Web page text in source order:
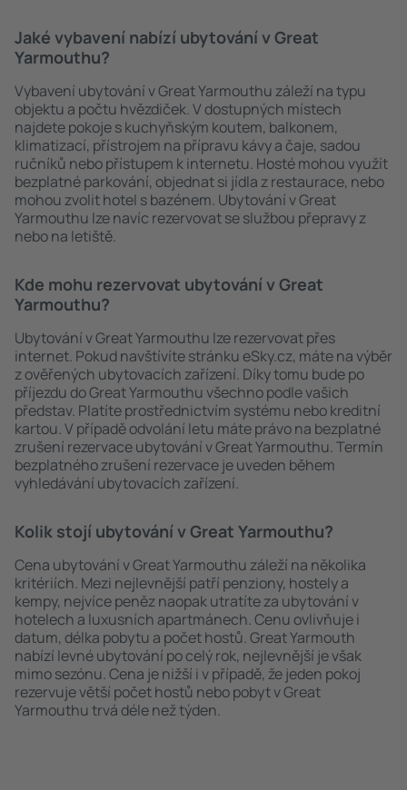
Jaké vybavení nabízí ubytování v Great
Yarmouthu?
Vybavení ubytování v Great Yarmouthu záleží na typu
objektu a počtu hvězdiček. V dostupných místech
najdete pokoje s kuchyňským koutem, balkonem,
klimatizací, přístrojem na přípravu kávy a čaje, sadou
ručníků nebo přístupem k internetu. Hosté mohou využít
bezplatné parkování, objednat si jídla z restaurace, nebo
mohou zvolit hotel s bazénem. Ubytování v Great
Yarmouthu lze navíc rezervovat se službou přepravy z
nebo na letiště.
Kde mohu rezervovat ubytování v Great
Yarmouthu?
Ubytování v Great Yarmouthu lze rezervovat přes
internet. Pokud navštívíte stránku eSky.cz, máte na výběr
z ověřených ubytovacích zařízení. Díky tomu bude po
příjezdu do Great Yarmouthu všechno podle vašich
představ. Platíte prostřednictvím systému nebo kreditní
kartou. V případě odvolání letu máte právo na bezplatné
zrušení rezervace ubytování v Great Yarmouthu. Termín
bezplatného zrušení rezervace je uveden během
vyhledávání ubytovacích zařízení.
Kolik stojí ubytování v Great Yarmouthu?
Cena ubytování v Great Yarmouthu záleží na několika
kritériích. Mezi nejlevnější patří penziony, hostely a
kempy, nejvíce peněz naopak utratíte za ubytování v
hotelech a luxusních apartmánech. Cenu ovlivňuje i
datum, délka pobytu a počet hostů. Great Yarmouth
nabízí levné ubytování po celý rok, nejlevnější je však
mimo sezónu. Cena je nižší i v případě, že jeden pokoj
rezervuje větší počet hostů nebo pobyt v Great
Yarmouthu trvá déle než týden.